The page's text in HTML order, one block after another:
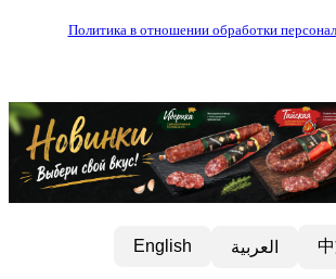
Политика в отношении обработки
English العربية